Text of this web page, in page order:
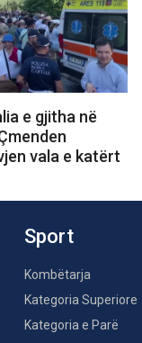
e gjitha në
vala e katërt
Sport
Kombëtarja
Kategoria Superiore
Kategoria e Parë